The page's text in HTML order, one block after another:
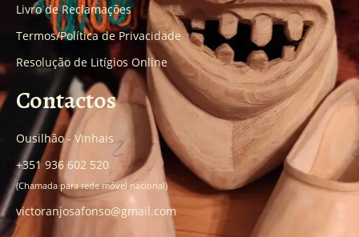
Livro de Reclamações
Termos/Política de Privacidade
Resolução de Litígios Online
Contactos
Ousilhão - Vinhais
+351 936 602 520
(Chamada para rede móvel nacional)
victoranjosafonso@gmail.com